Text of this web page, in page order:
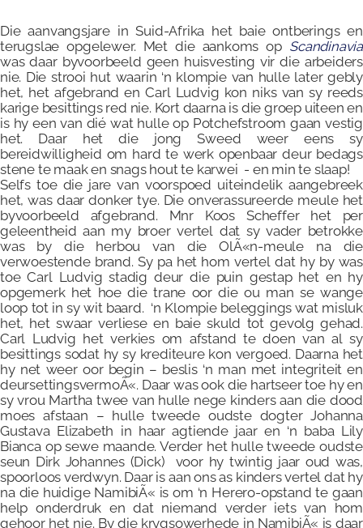
Die aanvangsjare in Suid-Afrika het baie ontberings en
terugslae opgelewer. Met die aankoms op Scandinavia
was daar byvoorbeeld geen huisvesting vir die arbeiders
nie. Die strooi hut waarin ‘n klompie van hulle later gebly
het, het afgebrand en Carl Ludvig kon niks van sy reeds
karige besittings red nie. Kort daarna is die groep uiteen en
is hy een van dié wat hulle op Potchefstroom gaan vestig
het. Daar het die jong Sweed weer eens sy
bereidwilligheid om hard te werk openbaar deur bedags
stene te maak en snags hout te karwei - en min te slaap!
Selfs toe die jare van voorspoed uiteindelik aangebreek
het, was daar donker tye. Die onverassureerde meule het
byvoorbeeld afgebrand. Mnr Koos Scheffer het per
geleentheid aan my broer vertel dat sy vader betrokke
was by die herbou van die OlÃ«n-meule na die
verwoestende brand. Sy pa het hom vertel dat hy by was
toe Carl Ludvig stadig deur die puin gestap het en hy
opgemerk het hoe die trane oor die ou man se wange
loop tot in sy wit baard. ‘n Klompie beleggings wat misluk
het, het swaar verliese en baie skuld tot gevolg gehad.
Carl Ludvig het verkies om afstand te doen van al sy
besittings sodat hy sy krediteure kon vergoed. Daarna het
hy net weer oor begin – beslis ‘n man met integriteit en
deursettingsvermoÃ«. Daar was ook die hartseer toe hy en
sy vrou Martha twee van hulle nege kinders aan die dood
moes afstaan – hulle tweede oudste dogter Johanna
Gustava Elizabeth in haar agtiende jaar en ‘n baba Lily
Bianca op sewe maande. Verder het hulle tweede oudste
seun Dirk Johannes (Dick) voor hy twintig jaar oud was,
spoorloos verdwyn. Daar is aan ons as kinders vertel dat hy
na die huidige NamibiÃ« is om ‘n Herero-opstand te gaan
help onderdruk en dat niemand verder iets van hom
gehoor het nie. By die krygsowerhede in NamibiÃ« is daar